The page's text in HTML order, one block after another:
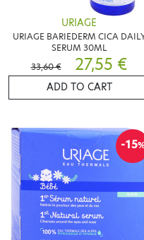
URIAGE
URIAGE BARIEDERM CICA
SERUM 30ML
33,60 €
27,55 €
ADD TO CART
-15